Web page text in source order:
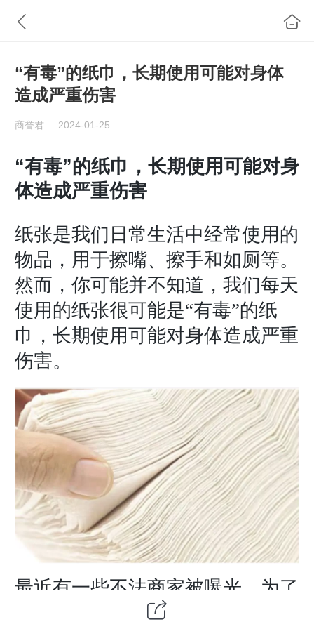
“有毒”的纸巾，长期使用可能对身体
造成严重伤害
商誉君 2024-01-25
“有毒”的纸巾，长期使用可能对身
体造成严重伤害
纸张是我们日常生活中经常使用的
物品，用于擦嘴、擦手和如厕等。
然而，你可能并不知道，我们每天
使用的纸张很可能是“有毒”的纸
巾，长期使用可能对身体造成严重
伤害。
最近有一些不法商家被曝光，为了
节约成本，大量回收已经发霉变质